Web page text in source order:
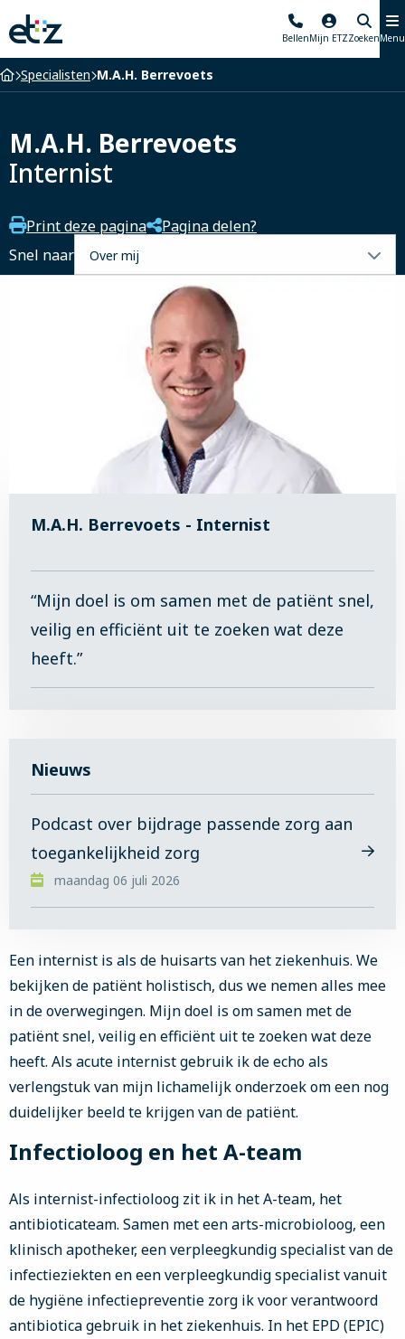
Elisabeth-
TweeSteden
Ziekenhuis
BellenMijn ETZZoekenMenu
Home
Specialisten M.A.H. Berrevoets
M.A.H. Berrevoets
Internist
Print deze pagina
Pagina delen?
Snel naar
M.A.H. Berrevoets - Internist
“Mijn doel is om samen met de patiënt snel,
veilig en efficiënt uit te zoeken wat deze
heeft.”
Nieuws
Podcast over bijdrage passende zorg aan
toegankelijkheid zorg
maandag 06 juli 2026
Lees
meer
over
bijdrage
passende
zorg
aan
toegankelijkheid
zorg
Een internist is als de huisarts van het ziekenhuis. We
bekijken de patiënt holistisch, dus we nemen alles mee
in de overwegingen. Mijn doel is om samen met de
patiënt snel, veilig en efficiënt uit te zoeken wat deze
heeft. Als acute internist gebruik ik de echo als
verlengstuk van mijn lichamelijk onderzoek om een nog
duidelijker beeld te krijgen van de patiënt.
Infectioloog en het A-team
Als internist-infectioloog zit ik in het A-team, het
antibioticateam. Samen met een arts-microbioloog, een
klinisch apotheker, een verpleegkundig specialist van de
infectieziekten en een verpleegkundig specialist vanuit
de hygiëne infectiepreventie zorg ik voor verantwoord
antibiotica gebruik in het ziekenhuis. In het EPD (EPIC)